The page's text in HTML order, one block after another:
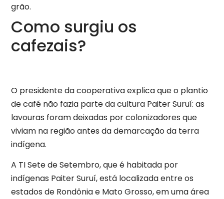
grão.
Como surgiu os
cafezais?
O presidente da cooperativa explica que o plantio
de café não fazia parte da cultura Paiter Suruí: as
lavouras foram deixadas por colonizadores que
viviam na região antes da demarcação da terra
indígena.
A TI Sete de Setembro, que é habitada por
indígenas Paiter Suruí, está localizada entre os
estados de Rondônia e Mato Grosso, em uma área